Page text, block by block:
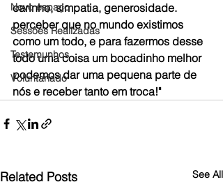
Novo espaço
Sessões Realizadas
Testemunhos
Voluntariado
carinho, simpatia, generosidade.
perceber que no mundo existimos
como um todo, e para fazermos desse
todo uma coisa um bocadinho melhor
podemos dar uma pequena parte de
nós e receber tanto em troca!"
Related Posts See All